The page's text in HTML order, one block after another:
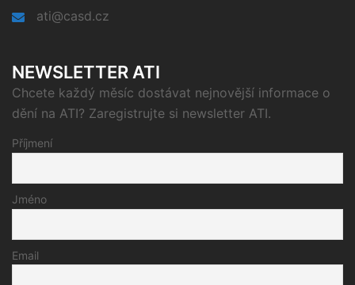
ati@casd.cz
NEWSLETTER ATI
Chcete každý měsíc dostávat nejnovější informace o
dění na ATI? Zaregistrujte si newsletter ATI.
Příjmení
Jméno
Email